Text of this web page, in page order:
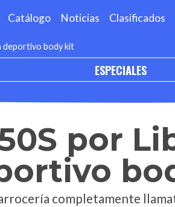
Catálogo Noticias Clasificados
deportivo body kit
ESPECIALES
por
completamente